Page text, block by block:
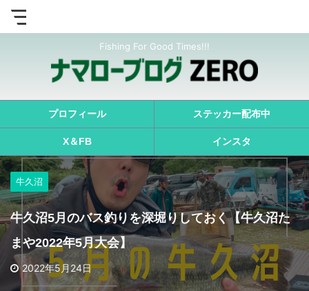
Fishing For Good Times!!!
プロフィール ステッカー配布中
X＆FB インスタ
牛久沼
牛久沼5月のバス釣りを深堀りしておく【牛久沼た
まや2022年5月大会】
2022年5月24日